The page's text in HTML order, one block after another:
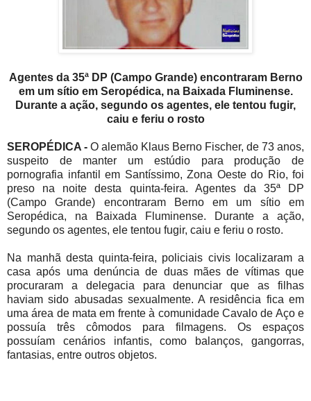
Agentes da 35ª DP (Campo Grande) encontraram Berno
em um sítio em Seropédica, na Baixada Fluminense.
Durante a ação, segundo os agentes, ele tentou fugir,
caiu e feriu o rosto
SEROPÉDICA - O alemão Klaus Berno Fischer, de 73 anos,
suspeito de manter um estúdio para produção de
pornografia infantil em Santíssimo, Zona Oeste do Rio, foi
preso na noite desta quinta-feira. Agentes da 35ª DP
(Campo Grande) encontraram Berno em um sítio em
Seropédica, na Baixada Fluminense. Durante a ação,
segundo os agentes, ele tentou fugir, caiu e feriu o rosto.
Na manhã desta quinta-feira, policiais civis localizaram a
casa após uma denúncia de duas mães de vítimas que
procuraram a delegacia para denunciar que as filhas
haviam sido abusadas sexualmente. A residência fica em
uma área de mata em frente à comunidade Cavalo de Aço e
possuía três cômodos para filmagens. Os espaços
possuíam cenários infantis, como balanços, gangorras,
fantasias, entre outros objetos.